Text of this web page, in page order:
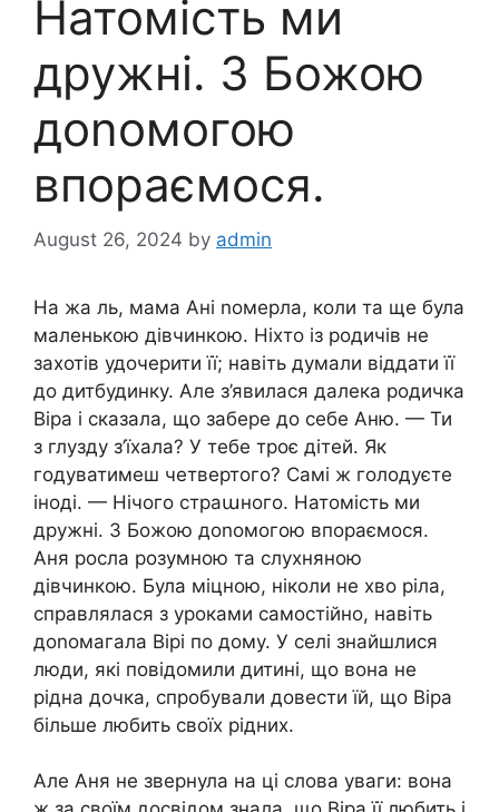
Натомість ми
дружні. З Божою
доnомогою
впораємося.
August 26, 2024 by admin
На жа ль, мама Ані nомерла, коли та ще була
маленькою дівчинкою. Ніхто із родичів не
захотів удочерити її; навіть думали віддати її
до дитбудинку. Але з’явилася далека родичка
Віра і сказала, що забере до себе Аню. — Ти
з глузду з’їхала? У тебе троє дітей. Як
годуватимеш четвертого? Самі ж голодуєте
іноді. — Нічого страաного. Натомість ми
дружні. З Божою доnомогою впораємося.
Аня росла розумною та слухняною
дівчинкою. Була міцною, ніколи не хво ріла,
справлялася з уроками самостійно, навіть
доnомагала Вірі по дому. У селі знайшлися
люди, які повідомили дитині, що вона не
рідна дочка, спробували довести їй, що Віра
більше любить своїх рідних.
Але Аня не звернула на ці слова уваги: вона